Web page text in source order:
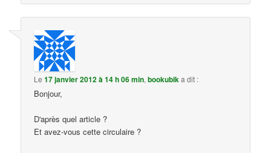
Le17 janvier 2012 à 14 h 06 min,bookubika dit :
Bonjour,
D'après quel article ?
Et avez-vous cette circulaire ?